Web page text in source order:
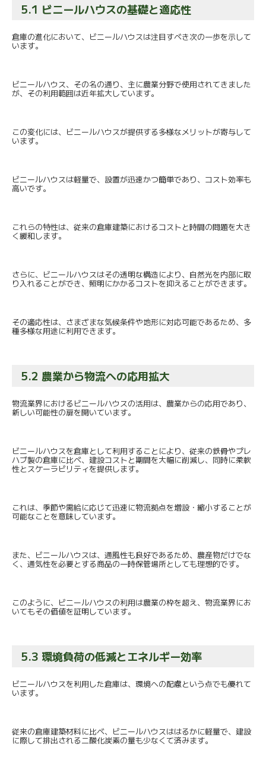
5.1 ビニールハウスの基礎と適応性
倉庫の進化において、 ビニールハウスは注目すべき次の一歩を示して
います。
ビニールハウス、その名の通り、 主に農業分野で使用されてきました
が、 その利用範囲は近年拡大しています。
この変化には、 ビニールハウスが提供する多様なメリットが寄与して
います。
ビニールハウスは軽量で、設置が迅速かつ簡単であり、 コスト効率も
高いです。
これらの特性は、 従来の倉庫建築におけるコストと時間の問題を大き
く緩和します。
さらに、ビニールハウスはその透明な構造により、 自然光を内部に取
り入れることができ、 照明にかかるコストを抑えることができます。
その適応性は、さまざまな気候条件や地形に対応可能であるため、 多
種多様な用途に利用できます。
5.2 農業から物流への応用拡大
物流業界におけるビニールハウスの活用は、 農業からの応用であり、
新しい可能性の扉を開いています。
ビニールハウスを倉庫として利用することにより、 従来の鉄骨やプレ
ハブ製の倉庫に比べ、 建設コストと期間を大幅に削減し、 同時に柔軟
性とスケーラビリティを提供します。
これは、季節や需給に応じて迅速に物流拠点を増設・ 縮小することが
可能なことを意味しています。
また、ビニールハウスは、通風性も良好であるため、 農産物だけでな
く、 通気性を必要とする商品の一時保管場所としても理想的です。
このように、ビニールハウスの利用は農業の枠を超え、 物流業界にお
いてもその価値を証明しています。
5.3 環境負荷の低減とエネルギー効率
ビニールハウスを利用した倉庫は、 環境への配慮という点でも優れて
います。
従来の倉庫建築材料に比べ、ビニールハウスははるかに軽量で、 建設
に際して排出される二酸化炭素の量も少なくて済みます。